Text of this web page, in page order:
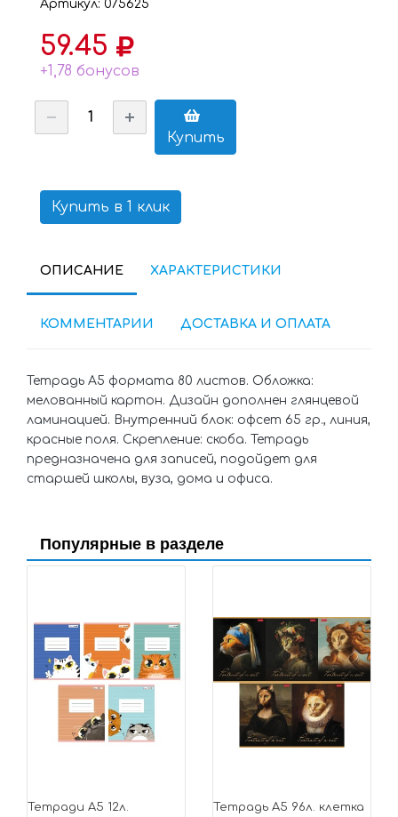
Артикул: 075625
59.45
+1,78 бонусов
Купить
Купить в 1 клик
ОПИСАНИЕ ХАРАКТЕРИСТИКИ
КОММЕНТАРИИ ДОСТАВКА И ОПЛАТА
Тетрадь А5 формата 80 листов. Обложка:
мелованный картон. Дизайн дополнен глянцевой
ламинацией. Внутренний блок: офсет 65 гр., линия,
красные поля. Скрепление: скоба. Тетрадь
предназначена для записей, подойдет для
старшей школы, вуза, дома и офиса.
Популярные в разделе
Тетради А5 12л.
Тетрадь А5 96л. клетка